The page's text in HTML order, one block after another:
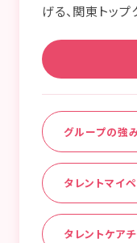
げる、関東トッ
グループの強
タレントマイ
タレントケア